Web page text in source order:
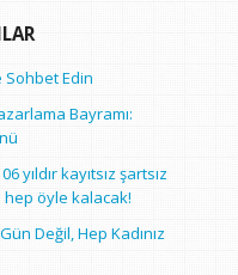
Edin
Bayramı:
yıldır kayıtsız şartsız
hep öyle kalacak!
Değil, Hep Kadınız